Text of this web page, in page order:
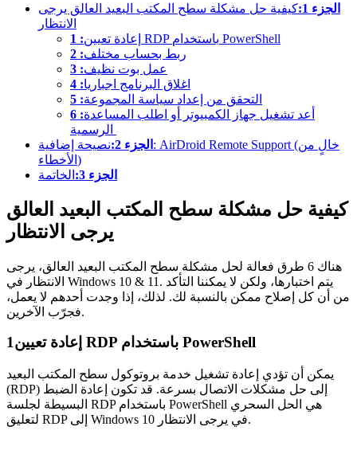
الجزء 1:
كيفية حل مشكلة سطح المكتب البعيد العالق يرجى
الانتظار
1 :
إعادة تعيين RDP باستخدام PowerShell
2 :ربط بحساب مختلف
3 :عمل بوت نظيف
4 :اغلاق البرنامج اجباريا
5 :التحقق من إعداد سياسة المجموعة
6 :أعد تشغيل جهاز الكمبيوتر أو اطلب المساعدة
الجزء 2:
نصيحة إضافية: AirDroid Remote Support (خالٍ من
الأخطاء)
الجزء 3:
الخاتمة
كيفية حل مشكلة سطح المكتب البعيد العالق
يرجى الانتظار
هناك 6 طرق فعالة لحل مشكلة سطح المكتب البعيد العالق، يرجى
الانتظار في Windows 10 & 11. يتم اختبارها، ولكن لا يمكننا التأكد
من أن كل إصلاح ممكن بالنسبة لك. لذلك، إذا وجدت أحدهم لا يعمل،
فجرّب الآخرين.
1 إعادة تعيين RDP باستخدام PowerShell
يمكن أن تؤدي إعادة تشغيل خدمة بروتوكول سطح المكتب البعيد
(RDP) إلى حل مشكلات الاتصال بسرعة. قد تكون إعادة الضبط
البسيطة لجلسة RDP باستخدام PowerShell هي الحل السحري
لتعليق RDP إلى Windows 10 في يرجى الانتظار.